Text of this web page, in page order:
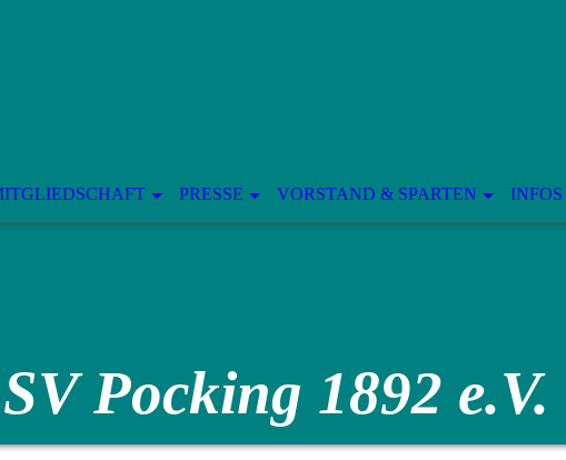
PRESSE VORSTAND & SPARTEN INFOS
SV Pocking 1892 e.V.